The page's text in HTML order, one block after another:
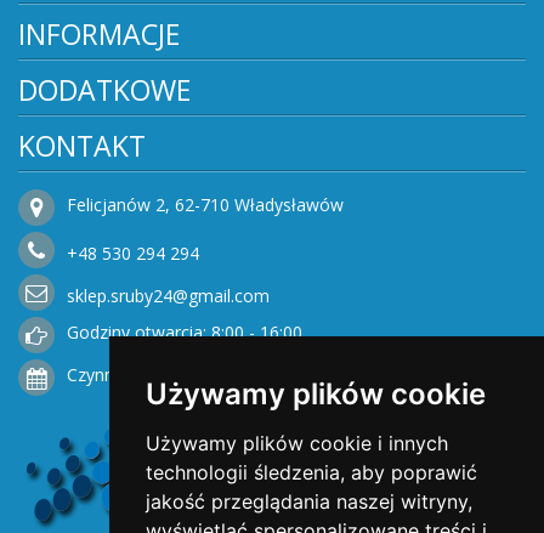
Używamy plików cookie
Używamy plików cookie i innych
technologii śledzenia, aby poprawić
jakość przeglądania naszej witryny,
INFORMACJE
DODATKOWE
KONTAKT
Felicjanów 2, 62-710 Władysławów
+48 530 294 294
sklep.sruby24@gmail.com
Godziny otwarcia: 8:00 - 16:00
Czynne od Poniedziałku do Piątku